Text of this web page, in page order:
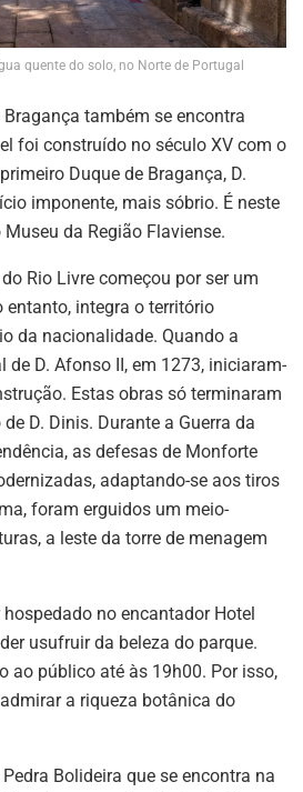
quente do solo, no Norte de Portugal
também se encontra
foi construído no século XV com o
Duque de Bragança, D.
imponente, mais sóbrio. É neste
da Região Flaviense.
Rio Livre começou por ser um
entanto, integra o território
da nacionalidade. Quando a
de D. Afonso II, em 1273, iniciaram-
Estas obras só terminaram
D. Dinis. Durante a Guerra da
as defesas de Monforte
adaptando-se aos tiros
foram erguidos um meio-
a leste da torre de menagem
no encantador Hotel
usufruir da beleza do parque.
ao público até às 19h00. Por isso,
a riqueza botânica do
Bolideira que se encontra na